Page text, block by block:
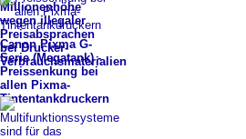
Millionenhöhe
wegen illegaler
Preisabsprachen
bei Drucker-
Verbrauchsmaterialien
Canon Pixma G-
Serie (Megatank) -
Preissenkung bei
allen Pixma-
Tintentankdruckern